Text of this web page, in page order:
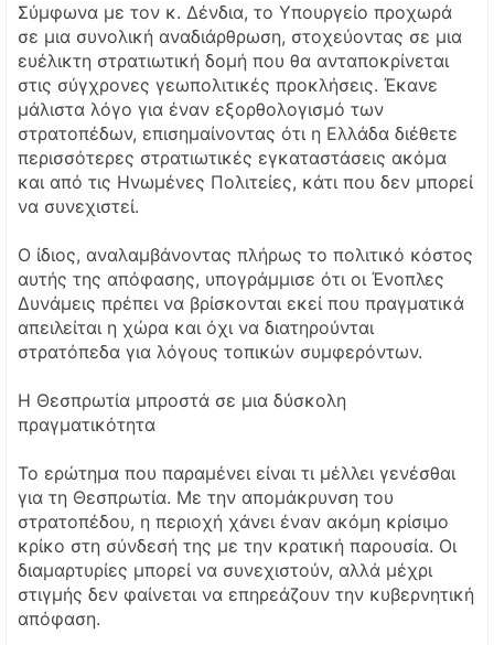
Σύμφωνα με τον κ. Δένδια, το Υπουργείο προχωρά
σε μια συνολική αναδιάρθρωση, στοχεύοντας σε μια
ευέλικτη στρατιωτική δομή που θα ανταποκρίνεται
στις σύγχρονες γεωπολιτικές προκλήσεις. Έκανε
μάλιστα λόγο για έναν εξορθολογισμό των
στρατοπέδων, επισημαίνοντας ότι η Ελλάδα διέθετε
περισσότερες στρατιωτικές εγκαταστάσεις ακόμα
και από τις Ηνωμένες Πολιτείες, κάτι που δεν μπορεί
να συνεχιστεί.
Ο ίδιος, αναλαμβάνοντας πλήρως το πολιτικό κόστος
αυτής της απόφασης, υπογράμμισε ότι οι Ένοπλες
Δυνάμεις πρέπει να βρίσκονται εκεί που πραγματικά
απειλείται η χώρα και όχι να διατηρούνται
στρατόπεδα για λόγους τοπικών συμφερόντων.
Η Θεσπρωτία μπροστά σε μια δύσκολη
πραγματικότητα
Το ερώτημα που παραμένει είναι τι μέλλει γενέσθαι
για τη Θεσπρωτία. Με την απομάκρυνση του
στρατοπέδου, η περιοχή χάνει έναν ακόμη κρίσιμο
κρίκο στη σύνδεσή της με την κρατική παρουσία. Οι
διαμαρτυρίες μπορεί να συνεχιστούν, αλλά μέχρι
στιγμής δεν φαίνεται να επηρεάζουν την κυβερνητική
απόφαση.